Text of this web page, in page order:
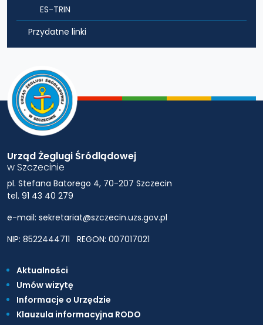
ES-TRIN
Przydatne linki
Urząd Żeglugi Śródlądowej
w Szczecinie
pl. Stefana Batorego 4, 70-207 Szczecin
tel. 91 43 40 279
e-mail: sekretariat@szczecin.uzs.gov.pl
NIP: 8522444711
REGON: 007017021
Aktualności
Umów wizytę
Informacje o Urzędzie
Klauzula informacyjna RODO